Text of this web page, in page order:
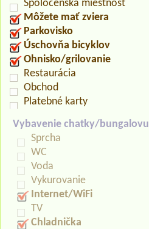
Spoločenská miestnosť
Môžete mať zviera
Parkovisko
Úschovňa bicyklov
Ohnisko/grilovanie
Restaurácia
Obchod
Platebné karty
Vybavenie chatky/bungalovu
Sprcha
WC
Voda
Vykurovanie
Internet/WiFi
TV
Chladnička